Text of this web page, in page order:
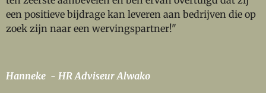
een positieve bijdrage kan leveren aan bedrijven die op
zoek zijn naar een wervingspartner!"
Hanneke - HR Adviseur Alwako